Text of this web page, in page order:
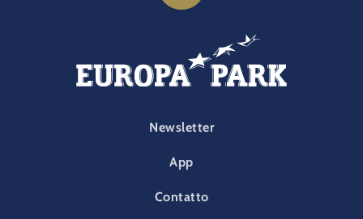
FOOTER-PARK
Newsletter
App
Contatto